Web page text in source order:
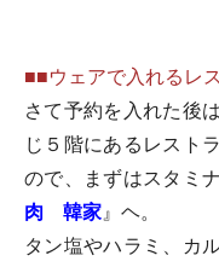
■■ウェアで入れるレ
さて予約を入れた後
じ５階にあるレスト
ので、まずはスタミ
肉 韓家』ヘ。
タン塩やハラミ、カ